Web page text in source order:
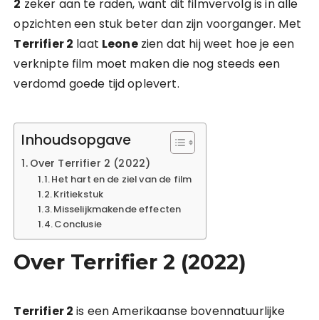
2 zeker aan te raden, want dit filmvervolg is in alle
opzichten een stuk beter dan zijn voorganger. Met
Terrifier 2 laat Leonezien dat hij weet hoe je een
verknipte film moet maken die nog steeds een
verdomd goede tijd oplevert.
Inhoudsopgave
Over Terrifier 2 (2022)
Het hart en de ziel van de film
Kritiekstuk
Misselijkmakende effecten
Conclusie
Over Terrifier 2 (2022)
Terrifier 2 is een Amerikaanse bovennatuurlijke